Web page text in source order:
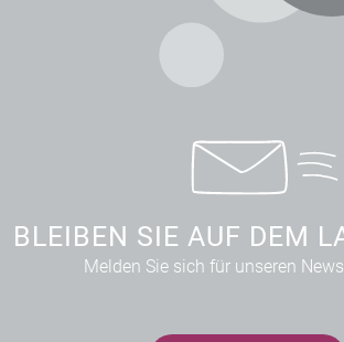
BLEIBEN SIE AUF DEM
Melden Sie sich für unseren